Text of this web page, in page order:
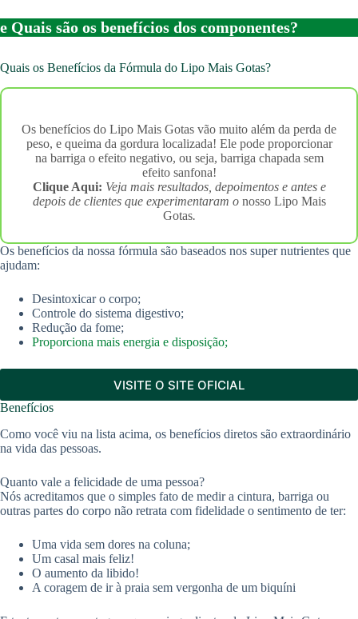
e Quais são os benefícios dos componentes?
Quais os Benefícios da Fórmula do Lipo Mais Gotas?
Os benefícios do Lipo Mais Gotas vão muito além da perda de
peso, e queima da gordura localizada! Ele pode proporcionar
na barriga o efeito negativo, ou seja, barriga chapada sem
efeito sanfona!
Clique Aqui: Veja mais resultados, depoimentos e antes e
depois de clientes que experimentaram o nosso Lipo Mais
Gotas.
Os benefícios da nossa fórmula são baseados nos super nutrientes que
ajudam:
Desintoxicar o corpo;
Controle do sistema digestivo;
Redução da fome;
Proporciona mais energia e disposição;
VISITE O SITE OFICIAL
Benefícios
Como você viu na lista acima, os benefícios diretos são extraordinário
na vida das pessoas.
Quanto vale a felicidade de uma pessoa?
Nós acreditamos que o simples fato de medir a cintura, barriga ou
outras partes do corpo não retrata com fidelidade o sentimento de ter:
Uma vida sem dores na coluna;
Um casal mais feliz!
O aumento da libido!
A coragem de ir à praia sem vergonha de um biquíni